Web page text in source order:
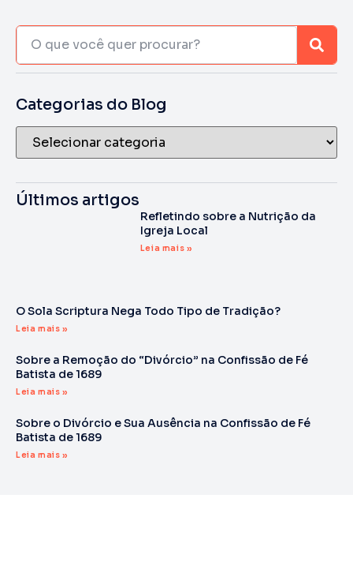
Categorias do Blog
Últimos artigos
Refletindo sobre a Nutrição da
Igreja Local
Leia mais »
O Sola Scriptura Nega Todo Tipo de Tradição?
Leia mais »
Sobre a Remoção do “Divórcio” na Confissão de Fé
Batista de 1689
Leia mais »
Sobre o Divórcio e Sua Ausência na Confissão de Fé
Batista de 1689
Leia mais »